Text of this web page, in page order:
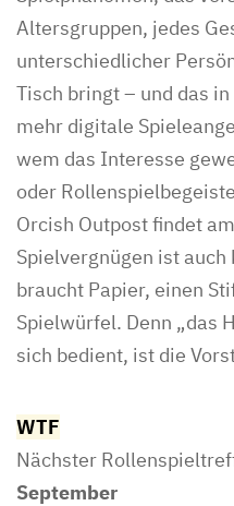
Altersgruppen, jedes
unterschiedlicher
Tisch bringt – und das
mehr digitale
wem das Interesse
oder
Orcish Outpost findet
Spielvergnügen ist
braucht Papier, einen
Spielwürfel. Denn „das
sich bedient, ist die
WTF
Nächster
September